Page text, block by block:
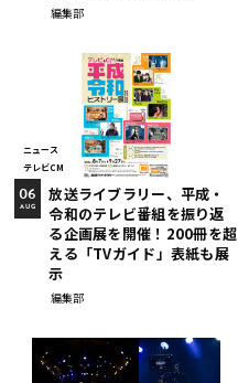
編集部
ニュース
テレビCM
放送ライブラリー、平成・
令和のテレビ番組を振り返
る企画展を開催！200冊を超
える「TVガイド」表紙も展
示
編集部
06
AUG